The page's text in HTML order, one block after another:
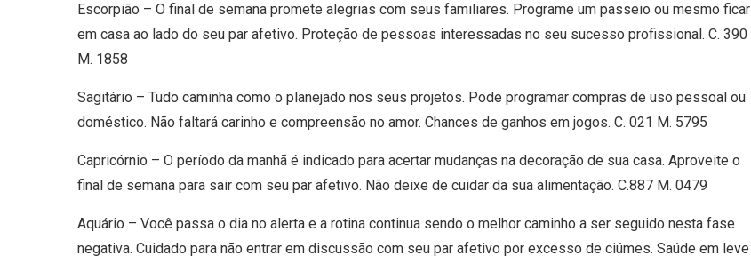
Escorpião – O final de semana promete alegrias com seus familiares. Programe um passeio ou mesmo ficar
em casa ao lado do seu par afetivo. Proteção de pessoas interessadas no seu sucesso profissional. C. 390
M. 1858
Sagitário – Tudo caminha como o planejado nos seus projetos. Pode programar compras de uso pessoal ou
doméstico. Não faltará carinho e compreensão no amor. Chances de ganhos em jogos. C. 021 M. 5795
Capricórnio – O período da manhã é indicado para acertar mudanças na decoração de sua casa. Aproveite o
final de semana para sair com seu par afetivo. Não deixe de cuidar da sua alimentação. C.887 M. 0479
Aquário – Você passa o dia no alerta e a rotina continua sendo o melhor caminho a ser seguido nesta fase
negativa. Cuidado para não entrar em discussão com seu par afetivo por excesso de ciúmes. Saúde em leve